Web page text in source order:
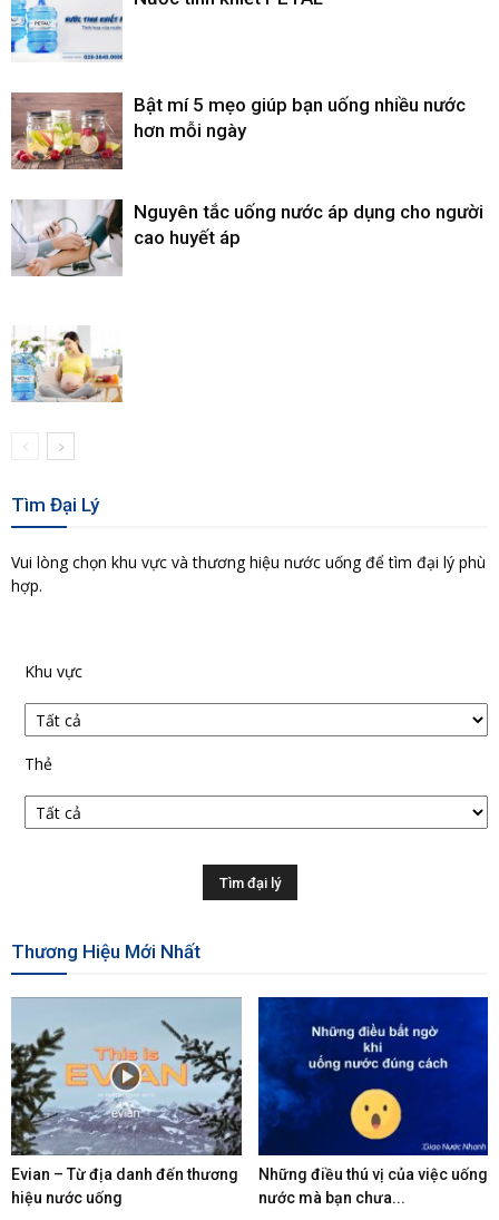
Bật mí 5 mẹo giúp bạn uống nhiều nước
hơn mỗi ngày
Nguyên tắc uống nước áp dụng cho người
cao huyết áp
Tìm Đại Lý
Vui lòng chọn khu vực và thương hiệu nước uống để tìm đại lý phù
hợp.
Khu vực
Thẻ
Thương Hiệu Mới Nhất
Evian – Từ địa danh đến thương
hiệu nước uống
Những điều thú vị của việc uống
nước mà bạn chưa...